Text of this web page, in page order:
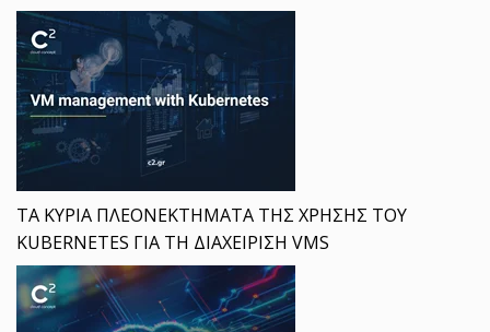
ΤΑ ΚΥΡΙΑ ΠΛΕΟΝΕΚΤΗΜΑΤΑ ΤΗΣ ΧΡΗΣΗΣ ΤΟΥ
KUBERNETES ΓΙΑ ΤΗ ΔΙΑΧΕΙΡΙΣΗ VMS